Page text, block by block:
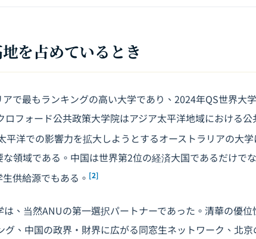
を占めているとき
で最もランキングの高い大学であり、2024年QS世界大
フォード公共政策大学院はアジア太平洋地域における公
平洋での影響力を拡大しようとするオーストラリアの大学
領域である。中国は世界第2位の経済大国であるだけでな
供給源でもある。 [2]
、当然ANUの第一選択パートナーであった。清華の優位
、中国の政界・財界に広がる同窓生ネットワーク、北京